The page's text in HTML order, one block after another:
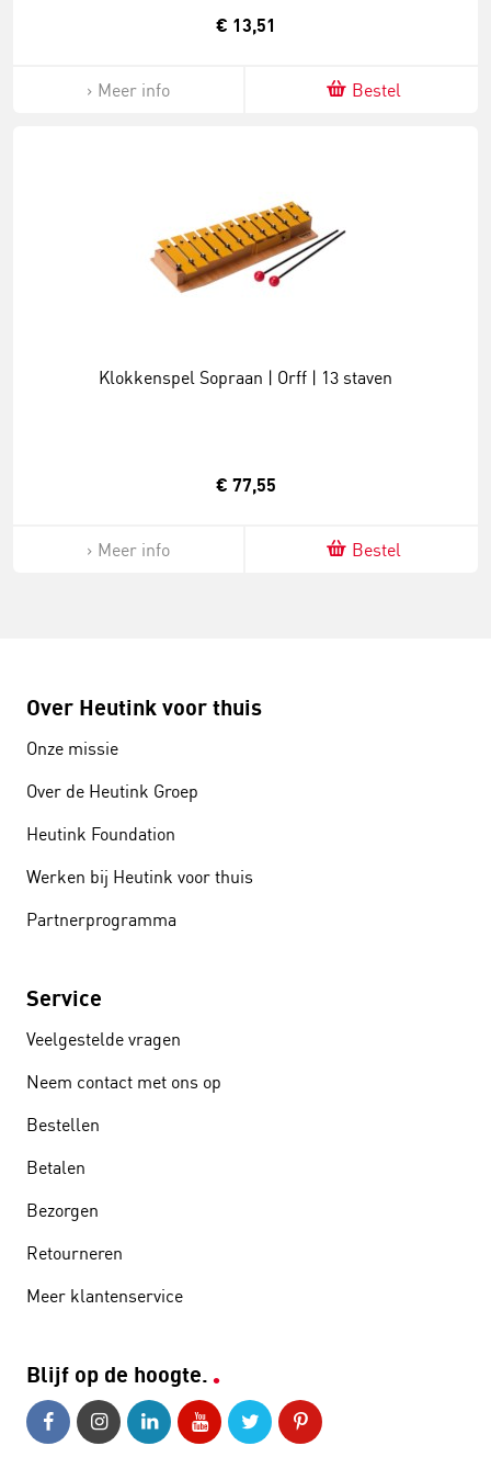
€ 13,51
Meer info Bestel
Klokkenspel Sopraan | Orff | 13 staven
€ 77,55
Meer info Bestel
Over Heutink voor thuis
Onze missie
Over de Heutink Groep
Heutink Foundation
Werken bij Heutink voor thuis
Partnerprogramma
Service
Veelgestelde vragen
Neem contact met ons op
Bestellen
Betalen
Bezorgen
Retourneren
Meer klantenservice
Blijf op de hoogte.